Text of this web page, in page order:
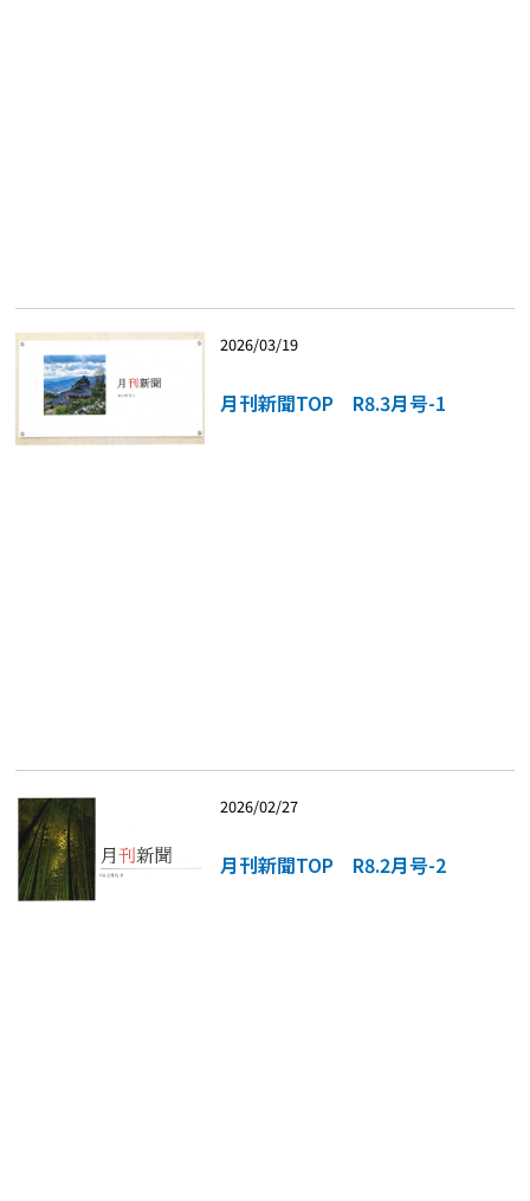
2026/03/19
月刊新聞TOP R8.3月号-1
2026/02/27
月刊新聞TOP R8.2月号-2